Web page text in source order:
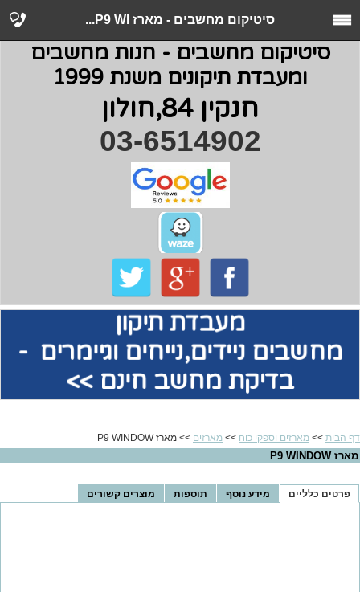
סיטיקום מחשבים - מארז P9 WI...
סיטיקום מחשבים - חנות מחשבים
ומעבדת תיקונים משנת 1999
חנקין 84,חולון
03-6514902
מעבדת תיקון
מחשביםניידים,נייחים וגיימרים -
בדיקת מחשב חינם >>
דף הבית >> מארזים וספקי כוח >> מארזים >> מארז P9 WINDOW
מארז P9 WINDOW
פרטים כלליים מידע נוסף תוספות מוצרים קשורים